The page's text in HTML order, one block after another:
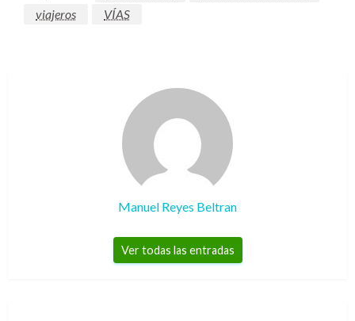
viajeros
VÍAS
Manuel Reyes Beltran
Ver todas las entradas